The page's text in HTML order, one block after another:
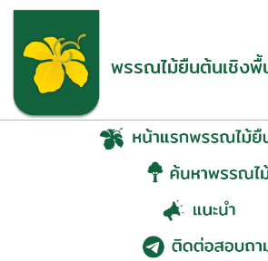
พรรณไม้ยืนต้นเชิงพื้
เสี้ยวดอกแด